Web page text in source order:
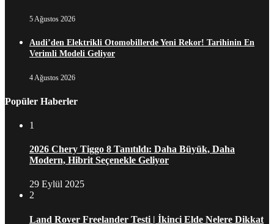
5 Ağustos 2026
Audi’den Elektrikli Otomobillerde Yeni Rekor! Tarihinin En
Verimli Modeli Geliyor
4 Ağustos 2026
Popüler Haberler
1
2026 Chery Tiggo 8 Tanıtıldı: Daha Büyük, Daha
Modern, Hibrit Seçenekle Geliyor
29 Eylül 2025
2
Land Rover Freelander Testi | İkinci Elde Nelere Dikkat